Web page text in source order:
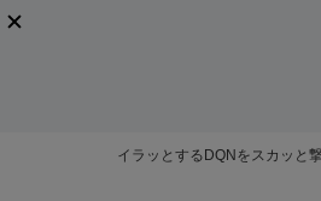
イラッとするDQNをスカッと